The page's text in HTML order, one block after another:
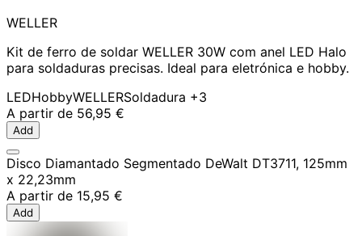
WELLER
Kit de ferro de soldar WELLER 30W com anel LED Halo
para soldaduras precisas. Ideal para eletrónica e hobby.
LEDHobbyWELLERSoldadura +3
A partir de 56,95 €
Add
Disco Diamantado Segmentado DeWalt DT3711, 125mm
x 22,23mm
A partir de 15,95 €
Add